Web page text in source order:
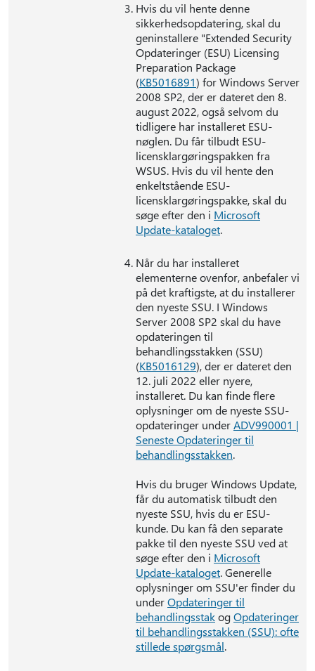
Hvis du vil hente denne
sikkerhedsopdatering, skal du
geninstallere "Extended Security
Opdateringer (ESU) Licensing
Preparation Package
(KB5016891) for Windows Server
2008 SP2, der er dateret den 8.
august 2022, også selvom du
tidligere har installeret ESU-
nøglen. Du får tilbudt ESU-
licensklargøringspakken fra
WSUS. Hvis du vil hente den
enkeltstående ESU-
licensklargøringspakke, skal du
søge efter den i Microsoft
Update-kataloget.
Når du har installeret
elementerne ovenfor, anbefaler vi
på det kraftigste, at du installerer
den nyeste SSU. I Windows
Server 2008 SP2 skal du have
opdateringen til
behandlingsstakken (SSU)
(KB5016129), der er dateret den
12. juli 2022 eller nyere,
installeret. Du kan finde flere
oplysninger om de nyeste SSU-
opdateringer underADV990001 |
Seneste Opdateringer til
behandlingsstakken.
Hvis du bruger Windows Update,
får du automatisk tilbudt den
nyeste SSU, hvis du er ESU-
kunde. Du kan få den separate
pakke til den nyeste SSU ved at
søge efter den i Microsoft
Update-kataloget. Generelle
oplysninger om SSU'er finder du
underOpdateringer til
behandlingsstakogOpdateringer
til behandlingsstakken (SSU): ofte
stillede spørgsmål.